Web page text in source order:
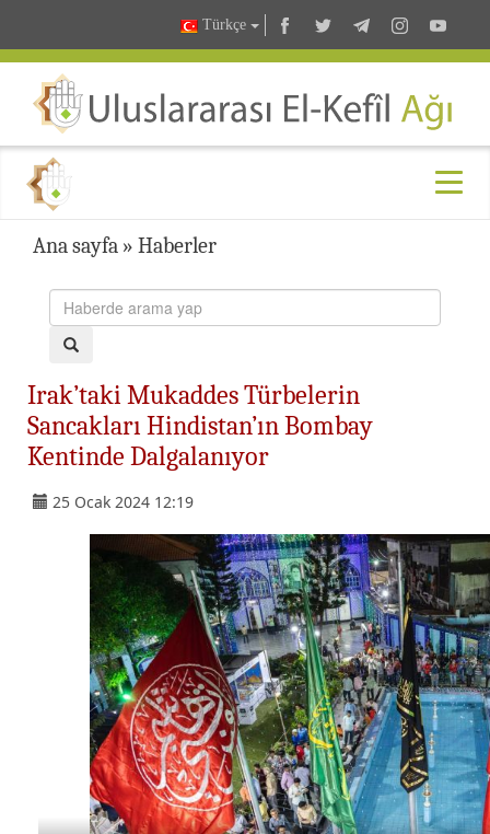
Türkçe
Ana sayfa » Haberler
Irak’taki Mukaddes Türbelerin
Sancakları Hindistan’ın Bombay
Kentinde Dalgalanıyor
25 Ocak 2024 12:19